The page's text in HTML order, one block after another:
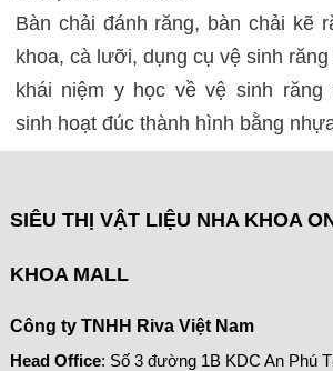
Bàn chải đánh răng, bàn chải kẽ
khoa, cà lưỡi, dụng cụ vệ sinh
khái niệm y học về vệ sinh răng
sinh hoạt đúc thành hình bằng
SIÊU THỊ VẬT LIỆU NHA KHOA
KHOA MALL
Công ty TNHH Riva Việt Nam
Head Office: Số 3 đường 1B KDC An Phú